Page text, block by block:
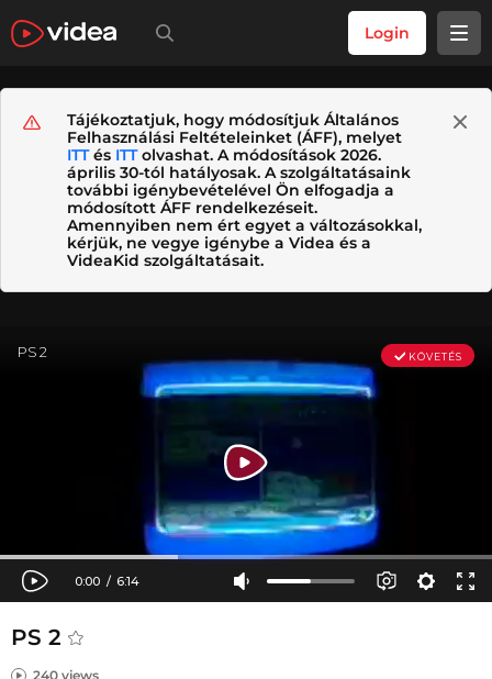
Login
Tájékoztatjuk, hogy módosítjuk Általános
Felhasználási Feltételeinket (ÁFF), melyet
ITTés ITTolvashat. A módosítások 2026.
április 30-tól hatályosak. A szolgáltatásaink
további igénybevételével Ön elfogadja a
módosított ÁFF rendelkezéseit.
Amennyiben nem ért egyet a változásokkal,
kérjük, ne vegye igénybe a Videa és a
VideaKid szolgáltatásait.
PS 2
240 views